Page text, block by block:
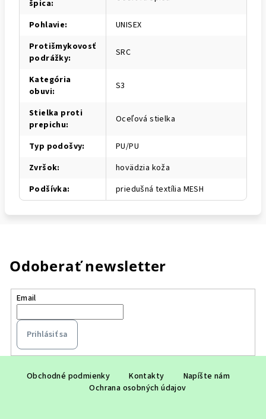
špica:
Pohlavie:
UNISEX
Protišmykovosť
podrážky: SRC
Kategória
obuvi: S3
Stielka proti
prepichu: Oceľová stielka
Typ podošvy:
PU/PU
Zvršok:
hovädzia koža
Podšívka: priedušná textília MESH
Odoberať newsletter
Email
Prihlásiť sa
Obchodné podmienky Kontakty
Napíšte nám
Ochrana osobných údajov